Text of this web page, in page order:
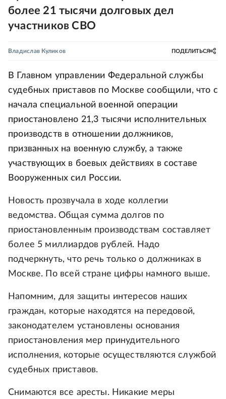
более 21 тысячи долговых дел
участников СВО
Владислав Куликов ПОДЕЛИТЬСЯ
В Главном управлении Федеральной службы
судебных приставов по Москве сообщили, что с
начала специальной военной операции
приостановлено 21,3 тысячи исполнительных
производств в отношении должников,
призванных на военную службу, а также
участвующих в боевых действиях в составе
Вооруженных сил России.
Новость прозвучала в ходе коллегии
ведомства. Общая сумма долгов по
приостановленным производствам составляет
более 5 миллиардов рублей. Надо
подчеркнуть, что речь только о должниках в
Москве. По всей стране цифры намного выше.
Напомним, для защиты интересов наших
граждан, которые находятся на передовой,
законодателем установлены основания
приостановления мер принудительного
исполнения, которые осуществляются службой
судебных приставов.
Снимаются все аресты. Никакие меры